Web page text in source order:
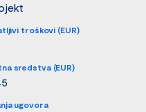
troškovi (EUR)
sredstva (EUR)
ugovora